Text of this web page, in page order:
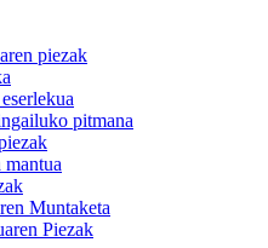
piezak
pitmana
Muntaketa
Piezak